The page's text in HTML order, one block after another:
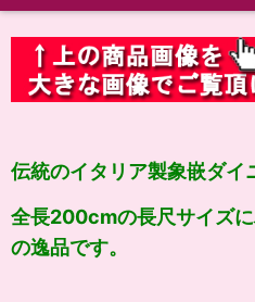
伝統のイタリア製象嵌ダイ
全長200cmの長尺サイズ
の逸品です。